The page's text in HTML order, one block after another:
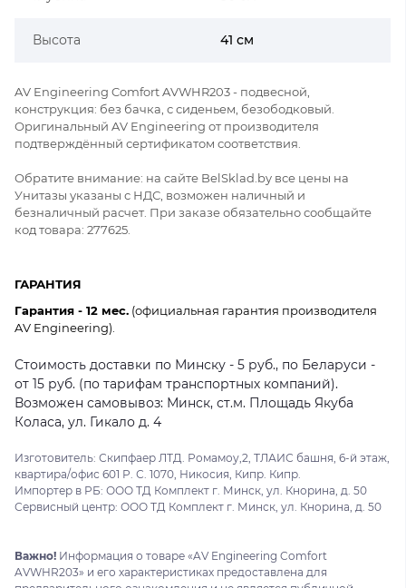
Высота 41 см
AV Engineering Comfort AVWHR203 - подвесной,
конструкция: без бачка, с сиденьем, безободковый.
Оригинальный AV Engineering от производителя
подтверждённый сертификатом соответствия.
Обратите внимание: на сайте BelSklad.by все цены на
Унитазы указаны с НДС, возможен наличный и
безналичный расчет. При заказе обязательно сообщайте
код товара: 277625.
ГАРАНТИЯ
Гарантия - 12 мес. (официальная гарантия производителя
AV Engineering).
Стоимость доставки по Минску - 5 руб., по Беларуси -
от 15 руб. (по тарифам транспортных компаний).
Возможен самовывоз: Минск, ст.м. Площадь Якуба
Коласа, ул. Гикало д. 4
Изготовитель: Скипфаер ЛТД. Ромамоу,2, ТЛАИС башня, 6-й этаж,
квартира/офис 601 Р. С. 1070, Никосия, Кипр. Кипр.
Импортер в РБ: ООО ТД Комплект г. Минск, ул. Кнорина, д. 50
Сервисный центр: ООО ТД Комплект г. Минск, ул. Кнорина, д. 50
Важно! Информация о товаре «AV Engineering Comfort
AVWHR203» и его характеристиках предоставлена для